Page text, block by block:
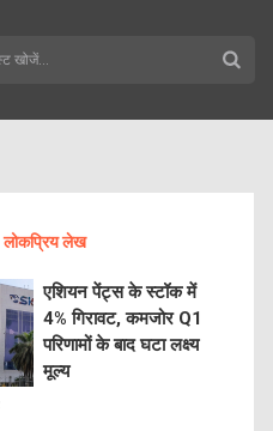
लोकप्रिय लेख
एशियन पेंट्स के स्टॉक में
4% गिरावट, कमजोर Q1
परिणामों के बाद घटा लक्ष्य
मूल्य